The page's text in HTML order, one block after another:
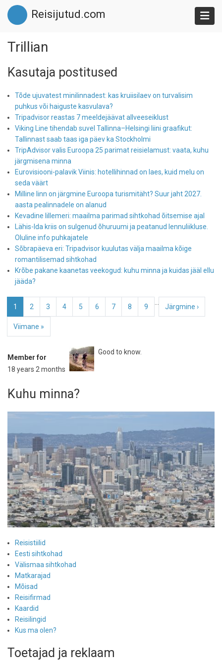
Skip
main
Reisijutud.com
Trillian
Kasutaja postitused
Tõde ujuvatest minilinnadest: kas kruiisilaev on turvalisim
puhkus või haiguste kasvulava?
Tripadvisor reastas 7 meeldejäävat allveeseiklust
Viking Line tihendab suvel Tallinna–Helsingi liini graafikut:
Tallinnast saab taas iga päev ka Stockholmi
TripAdvisor valis Euroopa 25 parimat reisielamust: vaata, kuhu
järgmisena minna
Eurovisiooni-palavik Viinis: hotellihinnad on laes, kuid melu on
seda väärt
Milline linn on järgmine Euroopa turismitäht? Suur jaht 2027.
aasta pealinnadele on alanud
Kevadine lillemeri: maailma parimad sihtkohad õitsemise ajal
Lähis-Ida kriis on sulgenud õhuruumi ja peatanud lennuliikluse.
Oluline info puhkajatele
Sõbrapäeva eri: Tripadvisor kuulutas välja maailma kõige
romantilisemad sihtkohad
Krõbe pakane kaanetas veekogud: kuhu minna ja kuidas jääl ellu
jääda?
Pagination
Current
page
1 Page
2 Page
3 Page
4 Page
5 Page
6 Page
7 Page
8 Page
9
Next
page
Järgmine ›
Last
page
Viimane »
Member for
18 years 2 months
Good to know.
Kuhu minna?
Reisistiilid
Eesti sihtkohad
Välismaa sihtkohad
Matkarajad
Mõisad
Reisifirmad
Kaardid
Reisilingid
Kus ma olen?
Toetajad ja reklaam